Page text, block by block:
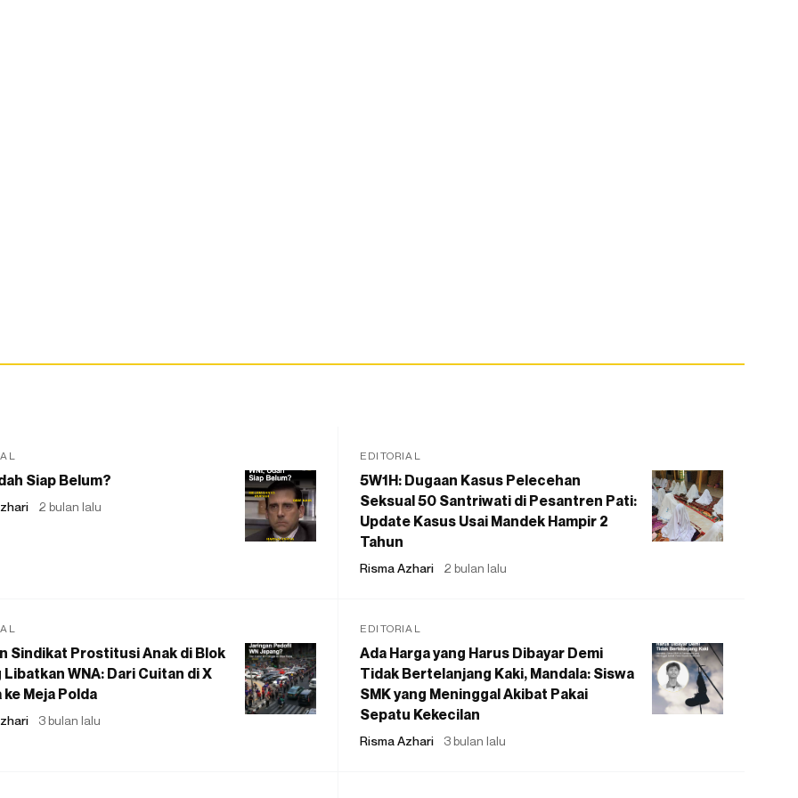
Siap Belum?
2 bulan lalu
EDITORIAL
5W1H: Dugaan Kasus Pelecehan
Seksual 50 Santriwati di Pesantren Pati:
Update Kasus Usai Mandek Hampir 2
Tahun
Risma Azhari 2 bulan lalu
Sindikat Prostitusi Anak di Blok
Libatkan WNA: Dari Cuitan di X
Meja Polda
3 bulan lalu
EDITORIAL
Ada Harga yang Harus Dibayar Demi
Tidak Bertelanjang Kaki, Mandala: Siswa
SMK yang Meninggal Akibat Pakai
Sepatu Kekecilan
Risma Azhari 3 bulan lalu